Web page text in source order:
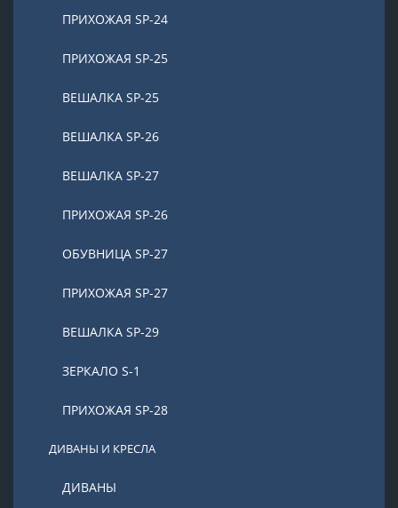
ПРИХОЖАЯ SP-24
ПРИХОЖАЯ SP-25
ВЕШАЛКА SP-25
ВЕШАЛКА SP-26
ВЕШАЛКА SP-27
ПРИХОЖАЯ SP-26
ОБУВНИЦА SP-27
ПРИХОЖАЯ SP-27
ВЕШАЛКА SP-29
ЗЕРКАЛО S-1
ПРИХОЖАЯ SP-28
ДИВАНЫ И КРЕСЛА
ДИВАНЫ